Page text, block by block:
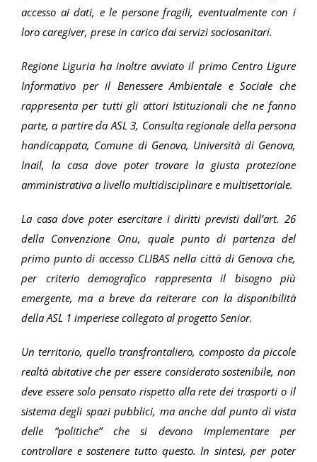
accesso ai dati, e le persone fragili, eventualmente con i
loro caregiver, prese in carico dai servizi sociosanitari.
Regione Liguria ha inoltre avviato il primo Centro Ligure
Informativo per il Benessere Ambientale e Sociale che
rappresenta per tutti gli attori Istituzionali che ne fanno
parte, a partire da ASL 3, Consulta regionale della persona
handicappata, Comune di Genova, Università di Genova,
Inail, la casa dove poter trovare la giusta protezione
amministrativa a livello multidisciplinare e multisettoriale.
La casa dove poter esercitare i diritti previsti dall’art. 26
della Convenzione Onu, quale punto di partenza del
primo punto di accesso CLIBAS nella città di Genova che,
per criterio demografico rappresenta il bisogno più
emergente, ma a breve da reiterare con la disponibilità
della ASL 1 imperiese collegato al progetto Senior.
Un territorio, quello transfrontaliero, composto da piccole
realtà abitative che per essere considerato sostenibile, non
deve essere solo pensato rispetto alla rete dei trasporti o il
sistema degli spazi pubblici, ma anche dal punto di vista
delle “politiche” che si devono implementare per
controllare e sostenere tutto questo. In sintesi, per poter